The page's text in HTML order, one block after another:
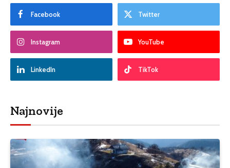
Facebook Twitter
Instagram YouTube
LinkedIn TikTok
Najnovije